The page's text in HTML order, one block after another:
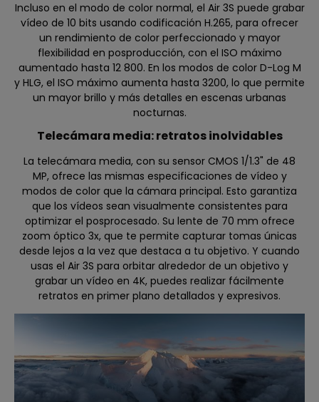
Incluso en el modo de color normal, el Air 3S puede grabar
vídeo de 10 bits usando codificación H.265, para ofrecer
un rendimiento de color perfeccionado y mayor
flexibilidad en posproducción, con el ISO máximo
aumentado hasta 12 800. En los modos de color D-Log M
y HLG, el ISO máximo aumenta hasta 3200, lo que permite
un mayor brillo y más detalles en escenas urbanas
nocturnas.
Telecámara media: retratos inolvidables
La telecámara media, con su sensor CMOS 1/1.3" de 48
MP, ofrece las mismas especificaciones de vídeo y
modos de color que la cámara principal. Esto garantiza
que los vídeos sean visualmente consistentes para
optimizar el posprocesado. Su lente de 70 mm ofrece
zoom óptico 3x, que te permite capturar tomas únicas
desde lejos a la vez que destaca a tu objetivo. Y cuando
usas el Air 3S para orbitar alrededor de un objetivo y
grabar un vídeo en 4K, puedes realizar fácilmente
retratos en primer plano detallados y expresivos.